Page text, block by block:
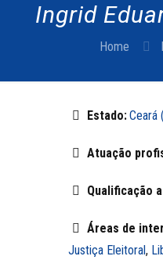
Ingrid
Home
Estado:Ceará
Atuação
Qualificação
Áreas de
Justiça Eleitoral,